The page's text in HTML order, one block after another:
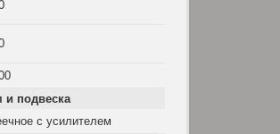
и подвеска
с усилителем